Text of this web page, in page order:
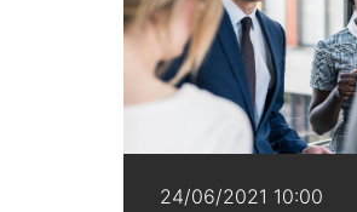
24/06/2021 10:00